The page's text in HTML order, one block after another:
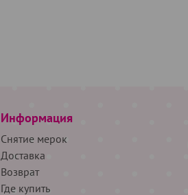
Информация
Снятие мерок
Доставка
Возврат
Где купить